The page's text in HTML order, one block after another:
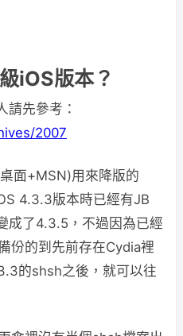
iOS版本？
請先參考：
2007
面+MSN)用來降版的
4.3.3版本時已經有JB
成了4.3.5，不過因為已經
份的到先前存在Cydia裡
的shsh之後，就可以往